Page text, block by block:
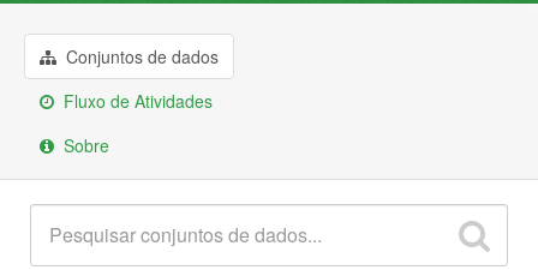
SobreConjuntos de dados
Fluxo de Atividades
Sobre